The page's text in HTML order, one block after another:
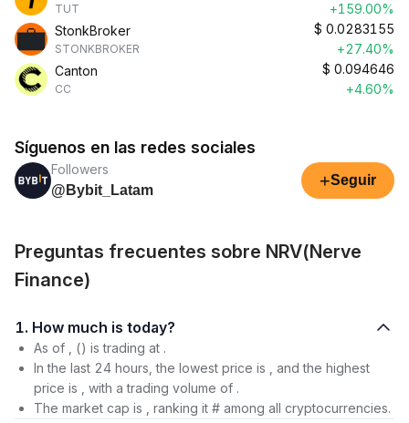
TUT
+159.00%
StonkBroker
STONKBROKER
$ 0.0283155
+27.40%
Canton
CC
$ 0.094646
+4.60%
Síguenos en las redes sociales
Followers
@Bybit_Latam
+Seguir
Preguntas frecuentes sobre NRV(Nerve
Finance)
1. How much is today?
As of , () is trading at .
In the last 24 hours, the lowest price is , and the highest
price is , with a trading volume of .
The market cap is , ranking it # among all cryptocurrencies.